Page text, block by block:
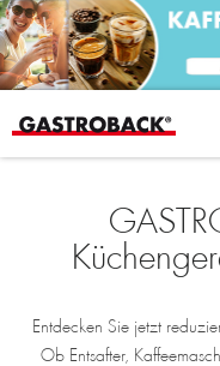
Entdecken Sie jetzt
Ob Entsafter,